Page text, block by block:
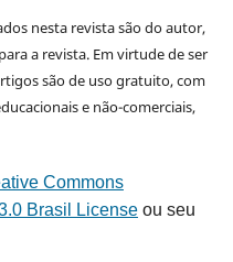
nesta revista são do autor,
a revista. Em virtude de ser
são de uso gratuito, com
e não-comerciais,
Commons
Brasil Licenseou seu